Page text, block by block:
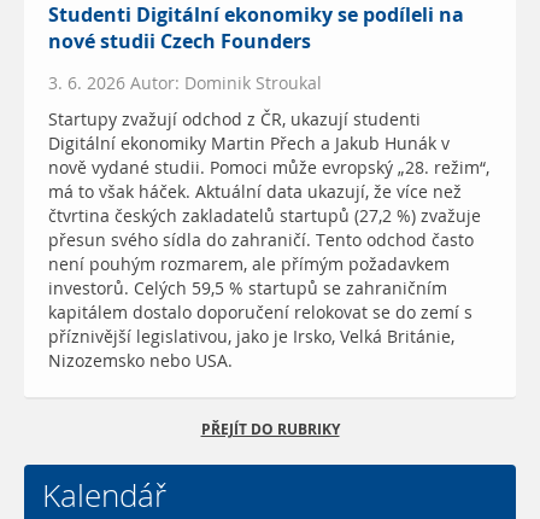
Studenti Digitální ekonomiky se podíleli na
nové studii Czech Founders
3. 6. 2026 Autor: Dominik Stroukal
Startupy zvažují odchod z ČR, ukazují studenti
Digitální ekonomiky Martin Přech a Jakub Hunák v
nově vydané studii. Pomoci může evropský „28. režim“,
má to však háček. Aktuální data ukazují, že více než
čtvrtina českých zakladatelů startupů (27,2 %) zvažuje
přesun svého sídla do zahraničí. Tento odchod často
není pouhým rozmarem, ale přímým požadavkem
investorů. Celých 59,5 % startupů se zahraničním
kapitálem dostalo doporučení relokovat se do zemí s
příznivější legislativou, jako je Irsko, Velká Británie,
Nizozemsko nebo USA.
PŘEJÍT DO RUBRIKY
Kalendář